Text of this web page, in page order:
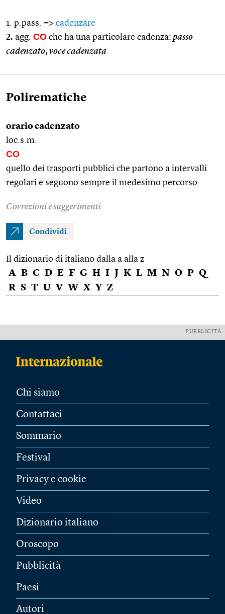
1. p.pass. => cadenzare
2. agg. CO che ha una particolare cadenza: passo
cadenzato, voce cadenzata
Polirematiche
orario cadenzato
loc.s.m.
CO
quello dei trasporti pubblici che partono a intervalli
regolari e seguono sempre il medesimo percorso
Correzioni e suggerimenti
Condividi
Il dizionario di italiano dalla a alla z
A B C D E F G H I J K L M N O P Q
R S T U V W X Y Z
PUBBLICITÀ
Chi siamo
Contattaci
Sommario
Festival
Privacy e cookie
Video
Dizionario italiano
Oroscopo
Pubblicità
Paesi
Autori